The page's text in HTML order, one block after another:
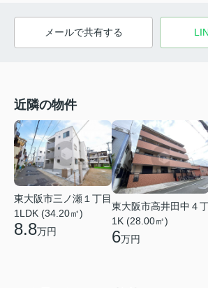
メールで共有する
近隣の物件
東大阪市三ノ瀬１丁目
1LDK (34.20㎡)
8.8万円
東大阪市高井田中４
1K (28.00㎡)
6万円